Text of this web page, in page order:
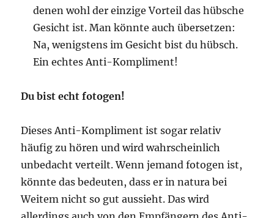
denen wohl der einzige Vorteil das hübsche
Gesicht ist. Man könnte auch übersetzen:
Na, wenigstens im Gesicht bist du hübsch.
Ein echtes Anti-Kompliment!
Du bist echt fotogen!
Dieses Anti-Kompliment ist sogar relativ
häufig zu hören und wird wahrscheinlich
unbedacht verteilt. Wenn jemand fotogen ist,
könnte das bedeuten, dass er in natura bei
Weitem nicht so gut aussieht. Das wird